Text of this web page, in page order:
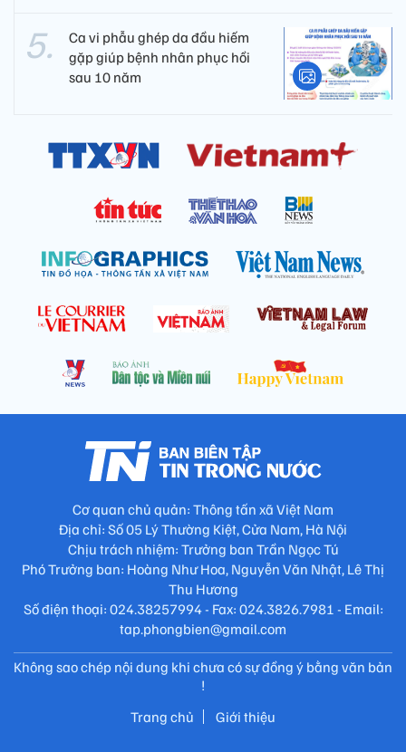
Ca vi phẫu ghép da đầu hiếm
gặp giúp bệnh nhân phục hồi
sau 10 năm
Cơ quan chủ quản: Thông tấn xã Việt Nam
Địa chỉ: Số 05 Lý Thường Kiệt, Cửa Nam, Hà Nội
Chịu trách nhiệm: Trưởng ban Trần Ngọc Tú
Phó Trưởng ban: Hoàng Như Hoa, Nguyễn Văn Nhật, Lê Thị
Thu Hương
Số điện thoại: 024.38257994 - Fax: 024.3826.7981 - Email:
tap.phongbien@gmail.com
Không sao chép nội dung khi chưa có sự đồng ý bằng văn bản
!
Trang chủ
Giới thiệu